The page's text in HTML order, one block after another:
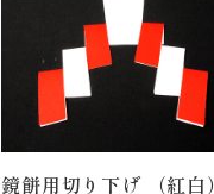
鏡餅用切り下げ （紅白）